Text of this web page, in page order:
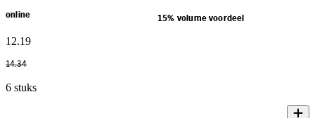
online 15% volume voordeel
12.19
14.34
6 stuks